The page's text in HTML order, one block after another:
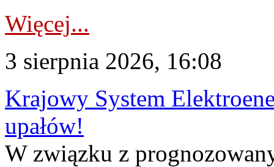
Więcej...
3 sierpnia 2026, 16:08
Krajowy System
upałów!
W związku z